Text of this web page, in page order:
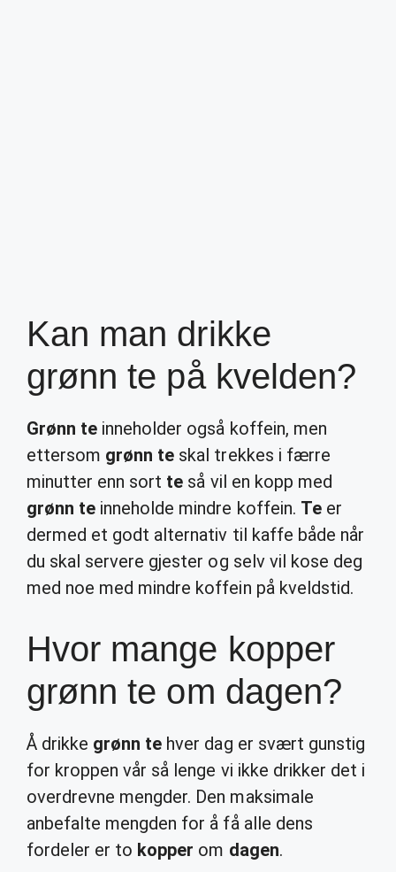
Kan man drikke
grønn te på kvelden?
Grønn te inneholder også koffein, men
ettersom grønn te skal trekkes i færre
minutter enn sort te så vil en kopp med
grønn te inneholde mindre koffein. Teer
dermed et godt alternativ til kaffe både når
du skal servere gjester og selv vil kose deg
med noe med mindre koffein på kveldstid.
Hvor mange kopper
grønn te om dagen?
Å drikke grønn te hver dag er svært gunstig
for kroppen vår så lenge vi ikke drikker det i
overdrevne mengder. Den maksimale
anbefalte mengden for å få alle dens
fordeler er to kopper om dagen.